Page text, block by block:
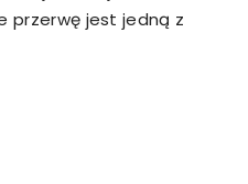
przerwę jest jedną z